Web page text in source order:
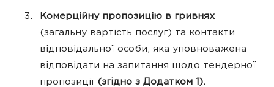
Комерційну пропозицію в гривнях
(загальну вартість послуг) та контакти
відповідальної особи, яка уповноважена
відповідати на запитання щодо тендерної
пропозиції (згідно з Додатком 1).